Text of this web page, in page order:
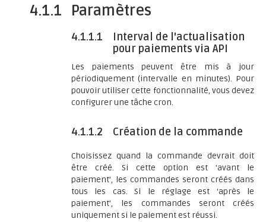
4.1.1 Paramètres
4.1.1.1
Interval de l'actualisation
pour paiements via API
Les paiements peuvent être mis à jour
périodiquement (intervalle en minutes). Pour
pouvoir utiliser cette fonctionnalité, vous devez
configurer une tâche cron.
4.1.1.2 Création de la commande
Choisissez quand la commande devrait doit
être créé. Si cette option est 'avant le
paiement', les commandes seront créés dans
tous les cas. Si le réglage est 'après le
paiement', les commandes seront créés
uniquement si le paiement est réussi.